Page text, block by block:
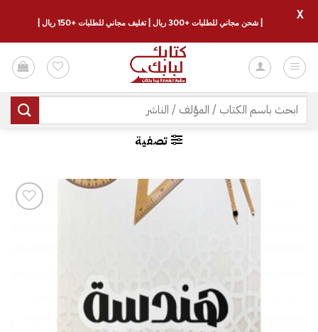
للمحتوى
البحث
عن:
تصفية
| شحن مجاني للطلبات +300 ريال | تغليف مجاني للطلبات +150 ريال |
X